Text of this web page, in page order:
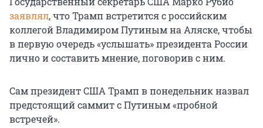
заявлял, что Трамп встретится с российским
коллегой Владимиром Путиным на Аляске, чтобы
в первую очередь «услышать» президента России
лично и составить мнение, поговорив с ним.
Сам президент США Трамп в понедельник назвал
предстоящий саммит с Путиным «пробной
встречей».